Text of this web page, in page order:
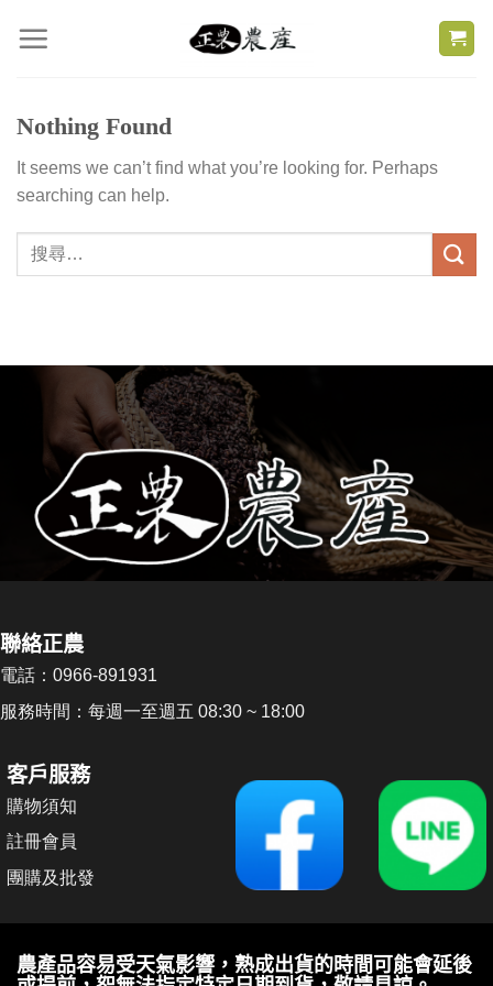
Nothing Found
It seems we can’t find what you’re looking for. Perhaps
searching can help.
聯絡正農
電話：0966-891931
服務時間：每週一至週五 08:30 ~ 18:00
客戶服務
購物須知
註冊會員
團購及批發
農產品容易受天氣影響，熟成出貨的時間可能會延後